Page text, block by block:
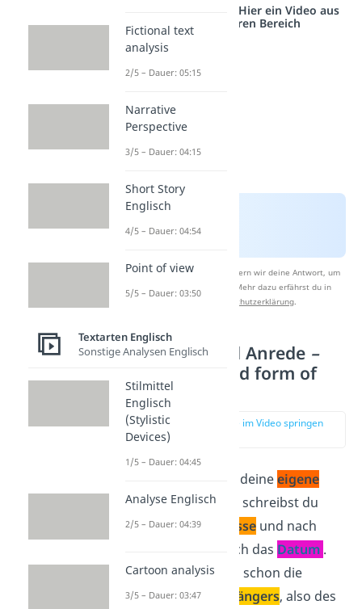
Studyflix vernetzt: Hier ein Video aus
einem anderen Bereich
Nach Beantwortung speichern wir deine Antwort, um
Studyflix zu verbessern. Mehr dazu erfährst du in
Datenschutzerklärung.
Briefkopf und Anrede –
letterhead and form of
address
zur Stelle im Video springen
Oben rechts steht deineeigene
Adresse. Darunter schreibst du
deineE-Mail-Adresse und nach
einer Leerzeile noch das Datum .
Dann kommt auch schon die
Adresse des Empfängers, also des
Fictional text
analysis
2/5 – Dauer: 05:15
Narrative
Perspective
3/5 – Dauer: 04:15
Short Story
Englisch
4/5 – Dauer: 04:54
Point of view
5/5 – Dauer: 03:50
Textarten Englisch
Sonstige Analysen Englisch
Stilmittel
Englisch
(Stylistic
Devices)
1/5 – Dauer: 04:45
Analyse Englisch
2/5 – Dauer: 04:39
Cartoon analysis
3/5 – Dauer: 03:47